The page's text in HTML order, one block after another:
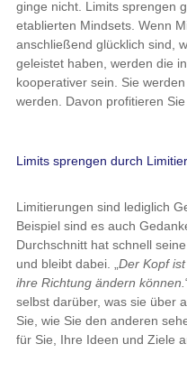
ginge nicht. Limits sprengen
etablierten Mindsets. Wenn
anschließend glücklich sind,
geleistet haben, werden die
kooperativer sein. Sie
werden. Davon profitieren
Limits sprengen durch
Limitierungen sind lediglich
Beispiel sind es auch
Durchschnitt hat schnell
und bleibt dabei. „ Der Kopf
ihre Richtung ändern können.
selbst darüber, was sie über
Sie, wie Sie den anderen
für Sie, Ihre Ideen und Ziele